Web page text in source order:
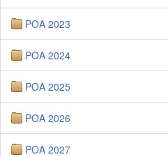
POA 2023
POA 2024
POA 2025
POA 2026
POA 2027